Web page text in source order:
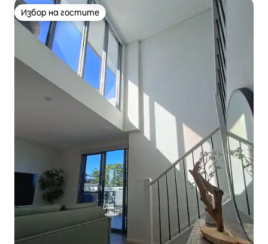
Избор на гостите
Избор на гостите